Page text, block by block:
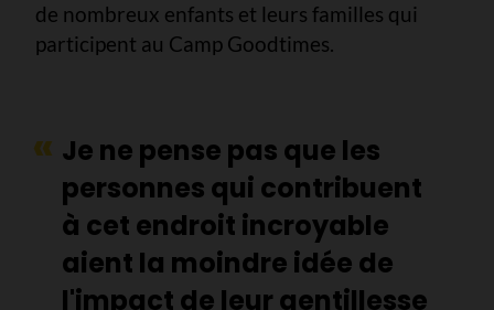
de nombreux enfants et leurs familles qui
participent au Camp Goodtimes.
Je ne pense pas que les
personnes qui contribuent
à cet endroit incroyable
aient la moindre idée de
l'impact de leur gentillesse